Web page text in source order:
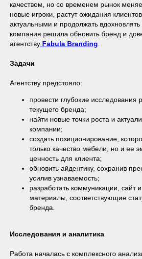
качеством, но со временем рынок
новые игроки, растут ожидания
актуальными и продолжать вдохновлять
компания решила обновить бренд и
агентству Fabula Branding
Задачи
Агентству предстояло:
провести глубокие исследования
текущего бренда;
найти новые точки роста и
компании;
создать позиционирование,
только качество мебели, но и ее
ценность для клиента;
обновить айдентику, сохранив
усилив узнаваемость;
разработать коммуникации, сайт
материалы, соответствующие
бренда.
Исследования и аналитика
Работа началась с комплексного